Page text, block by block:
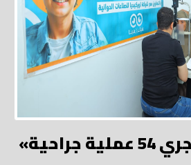
«صناع الخير» تجري 54 عملية جراحية